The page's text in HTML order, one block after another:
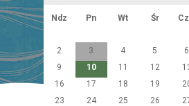
Ndz Pn Wt Śr
2
3 4 5 6
9
10 11 12
16
17 18 19
23
24 25 26